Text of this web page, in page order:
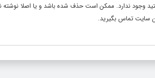
هستید وجود ندارد. ممکن است حذف شده باشد و یا اصلا
سایت تماس بگیرید.